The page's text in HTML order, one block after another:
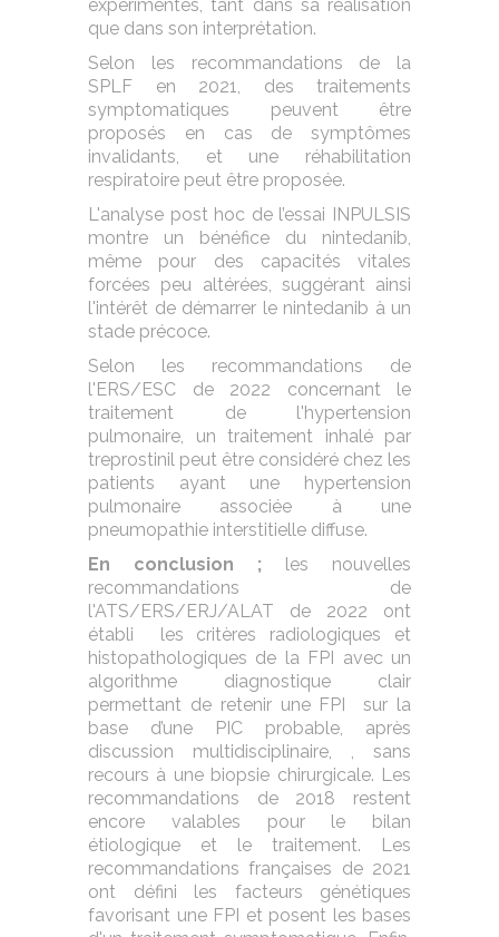
expérimentés, tant dans sa réalisation
que dans son interprétation.
Selon les recommandations de la
SPLF en 2021, des traitements
symptomatiques peuvent être
proposés en cas de symptômes
invalidants, et une réhabilitation
respiratoire peut être proposée.
L'analyse post hoc de l’essai INPULSIS
montre un bénéfice du nintedanib,
même pour des capacités vitales
forcées peu altérées, suggérant ainsi
l'intérêt de démarrer le nintedanib à un
stade précoce.
Selon les recommandations de
l'ERS/ESC de 2022 concernant le
traitement de l'hypertension
pulmonaire, un traitement inhalé par
treprostinil peut être considéré chez les
patients ayant une hypertension
pulmonaire associée à une
pneumopathie interstitielle diffuse.
En conclusion ; les nouvelles
recommandations de
l'ATS/ERS/ERJ/ALAT de 2022 ont
établi les critères radiologiques et
histopathologiques de la FPI avec un
algorithme diagnostique clair
permettant de retenir une FPI sur la
base d’une PIC probable, après
discussion multidisciplinaire, , sans
recours à une biopsie chirurgicale. Les
recommandations de 2018 restent
encore valables pour le bilan
étiologique et le traitement. Les
recommandations françaises de 2021
ont défini les facteurs génétiques
favorisant une FPI et posent les bases